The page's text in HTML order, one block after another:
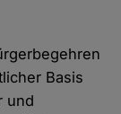
Basis
und